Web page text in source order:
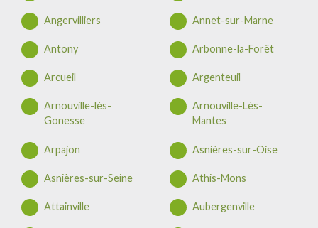
Angervilliers Annet-sur-Marne
Antony Arbonne-la-Forêt
Arcueil Argenteuil
Arnouville-lès-
Gonesse
Arnouville-Lès-
Mantes
Arpajon Asnières-sur-Oise
Asnières-sur-Seine Athis-Mons
Attainville Aubergenville